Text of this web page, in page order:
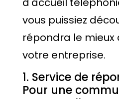
vous puissiez
répondra le mieux
votre entreprise.
1. Service de
Pour une